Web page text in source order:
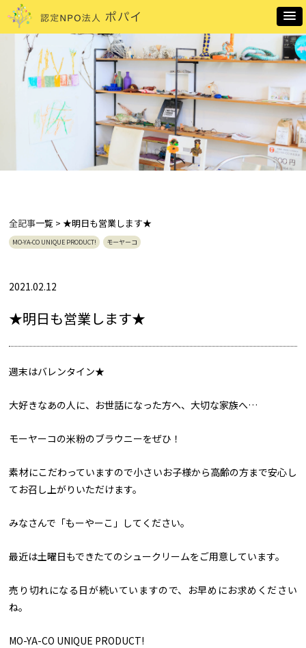
全記事一覧 > ★明日も営業します★
MO-YA-CO UNIQUE PRODUCT! モーヤーコ
2021.02.12
★明日も営業します★
週末はバレンタイン★
大好きなあの人に、お世話になった方へ、大切な家族へ…
モーヤーコの米粉のブラウニーをぜひ！
素材にこだわっていますので小さいお子様から高齢の方まで安心し
てお召し上がりいただけます。
みなさんで「もーやーこ」してください。
最近は土曜日もできたてのシュークリームをご用意しています。
売り切れになる日が続いていますので、お早めにお求めください
ね。
MO-YA-CO UNIQUE PRODUCT!